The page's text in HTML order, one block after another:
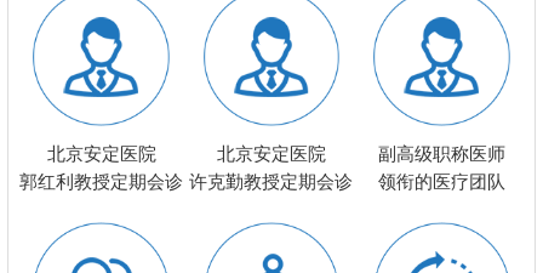
北京安定医院
郭红利教授定期会诊
北京安定医院
许克勤教授定期会诊
副高级职称医师
领衔的医疗团队